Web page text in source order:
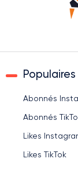
Populaires
Abonnés
Abonnés
Likes
Likes TikTok